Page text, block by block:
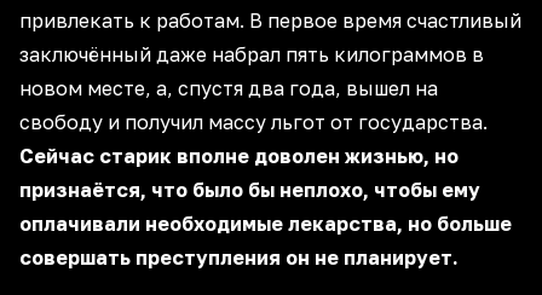
привлекать к работам. В первое время счастливый
заключённый даже набрал пять килограммов в
новом месте, а, спустя два года, вышел на
свободу и получил массу льгот от государства.
Сейчас старик вполне доволен жизнью, но
признаётся, что было бы неплохо, чтобы ему
оплачивали необходимые лекарства, но больше
совершать преступления он не планирует.